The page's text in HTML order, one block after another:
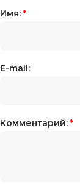
Имя: *
E-mail:
Комментарий: *